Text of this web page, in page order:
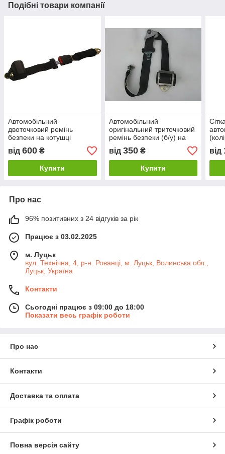
Подібні товари компанії
Автомобільний
двоточковий ремінь
безпеки на котушці
(інерційний,
сертифікований, чорний)
від 600 ₴
Купити
Автомобільний
оригінальний триточковий
ремінь безпеки (б/у) на
автомобільне сидіння
від 350₴
Купити
від
Про нас
96% позитивних з 24 відгуків за рік
Працює з 03.02.2025
м. Луцьк
вул. Технічна, 4, р-н. Рованці, м. Луцьк, Волинська обл.,
Луцьк, Україна
Контакти
Сьогодні працює з 09:00 до 18:00
Показати весь графік роботи
Про нас
Контакти
Доставка та оплата
Графік роботи
Повна версія сайту